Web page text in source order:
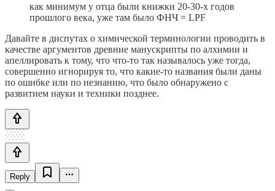
как минимум у отца были книжки 20-30-х годов
прошлого века, уже там было ФНЧ = LPF
Давайте в диспутах о химической терминологии проводить в
качестве аргументов древние манускрипты по алхимии и
апеллировать к тому, что что-то так называлось уже тогда,
совершенно игнорируя то, что какие-то названия были даны
по ошибке или по незнанию, что было обнаружено с
развитием науки и техники позднее.
Reply